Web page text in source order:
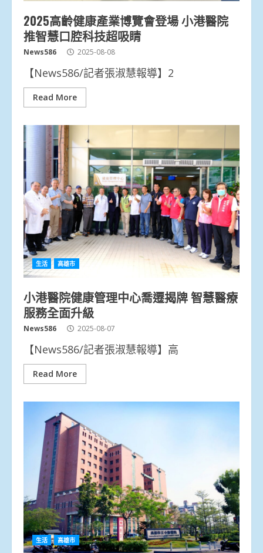
2025高齡健康產業博覽會登場 小港醫院
推智慧口腔科技超吸睛
News586 2025-08-08
【News586/記者張淑慧報導】2
Read More
生活 高雄市
小港醫院健康管理中心喬遷揭牌 智慧醫療
服務全面升級
News586 2025-08-07
【News586/記者張淑慧報導】高
Read More
生活 高雄市